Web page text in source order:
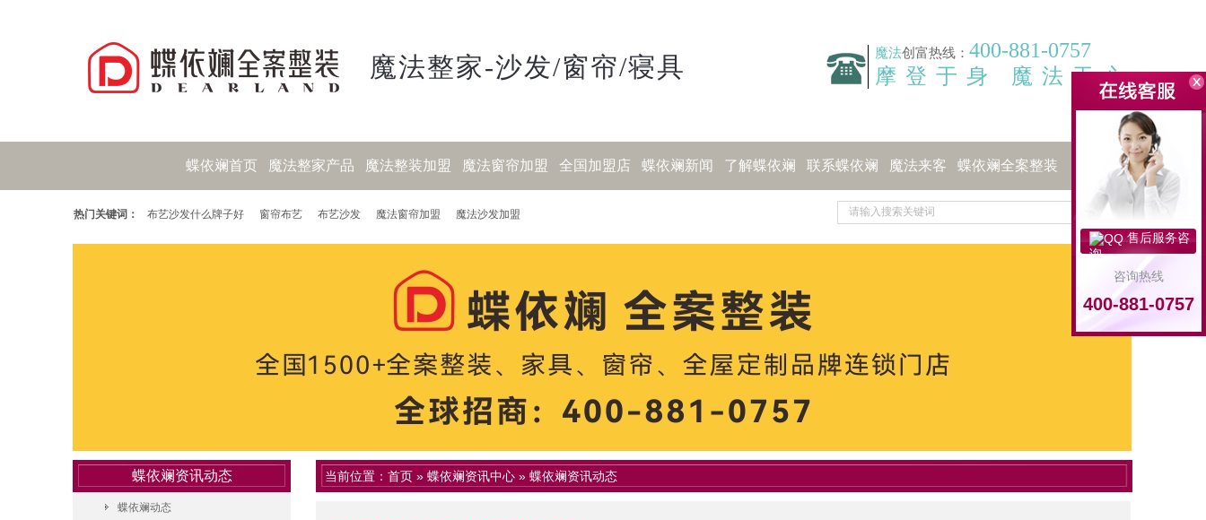
魔法整家-沙发/窗帘/寝具 魔法创富热线： 400-881-0757
摩登于身 魔法于心
蝶依斓首页 魔法整家产品 魔法整装加盟 魔法窗帘加盟 全国加盟店 蝶依斓新闻 了解蝶依斓 联系蝶依斓 魔法来客 蝶依斓全案整装
热门关键词： 布艺沙发什么牌子好 窗帘布艺 布艺沙发 魔法窗帘加盟 魔法沙发加盟
蝶依斓资讯动态
蝶依斓动态
当前位置： 首页 » 蝶依斓资讯中心 » 蝶依斓资讯动态
售后服务咨
询
咨询热线
400-881-0757